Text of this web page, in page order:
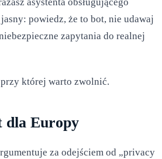
powiedz, że to bot, nie udawaj
zapytania do realnej
przy której warto zwolnić.
dla Europy
za odejściem od „privacy